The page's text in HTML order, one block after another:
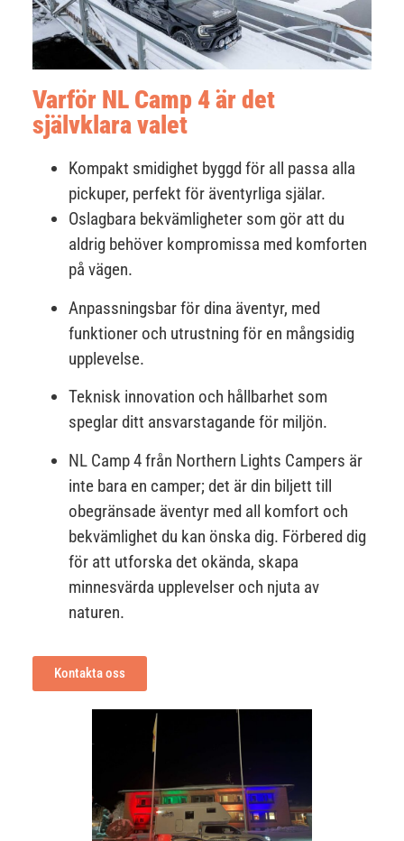
Varför NL Camp 4 är det
självklara valet
Kompakt smidighet byggd för all passa alla
pickuper, perfekt för äventyrliga själar.
Oslagbara bekvämligheter som gör att du
aldrig behöver kompromissa med komforten
på vägen.
Anpassningsbar för dina äventyr, med
funktioner och utrustning för en mångsidig
upplevelse.
Teknisk innovation och hållbarhet som
speglar ditt ansvarstagande för miljön.
NL Camp 4 från Northern Lights Campers är
inte bara en camper; det är din biljett till
obegränsade äventyr med all komfort och
bekvämlighet du kan önska dig. Förbered dig
för att utforska det okända, skapa
minnesvärda upplevelser och njuta av
naturen.
Kontakta oss